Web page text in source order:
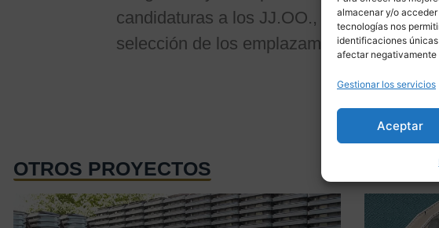
almacenar y/o
tecnologías nos
identificaciones
afectar
Gestionar los servicios
Aceptar
candidaturas a los JJ.OO., llevando a
selección de los emplazamientos de las
OTROS PROYECTOS